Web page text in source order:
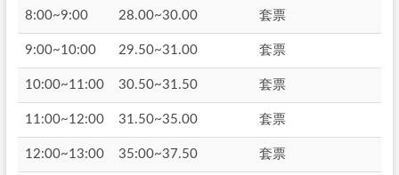
8:00~9:00 28.00~30.00 套票
9:00~10:00 29.50~31.00 套票
10:00~11:00 30.50~31.50 套票
11:00~12:00 31.50~35.00 套票
12:00~13:00 35:00~37.50 套票